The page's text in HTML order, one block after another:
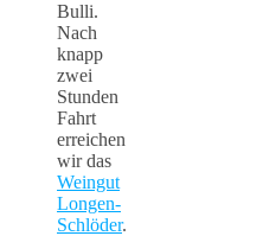
Bulli.
Nach
knapp
zwei
Stunden
Fahrt
erreichen
wir das
Weingut
Longen-
Schlöder.